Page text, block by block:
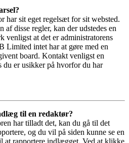
har sit eget regelsæt for sit websted.
af disse regler, kan der udstedes en
venligst at det er administratorens
Limited intet har at gøre med en
board. Kontakt venligst en
du er usikker på hvorfor du har
til en redaktør?
har tilladt det, kan du gå til det
og du vil på siden kunne se en
at rapportere indlægget. Ved at klikke